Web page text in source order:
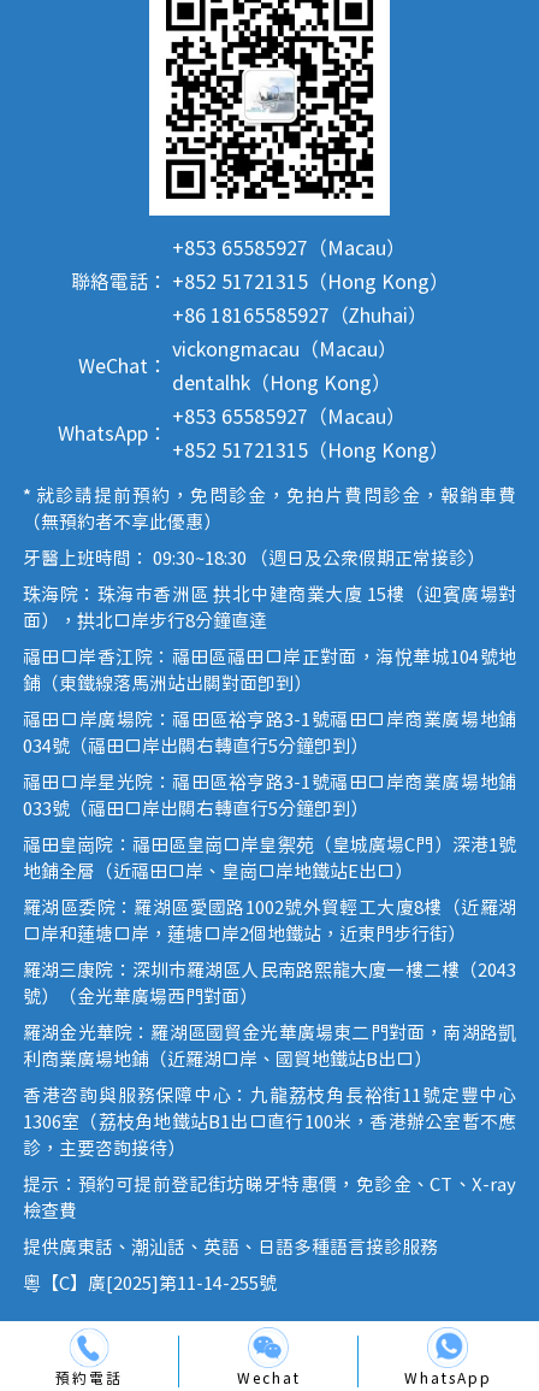
預約電話 Wechat WhatsApp
聯絡電話：
+853 65585927（Macau）
+852 51721315（Hong Kong）
+86 18165585927（Zhuhai）
WeChat：
vickongmacau（Macau）
dentalhk（Hong Kong）
WhatsApp：
+853 65585927（Macau）
+852 51721315（Hong Kong）
* 就診請提前預約，免問診金，免拍片費問診金，報銷車費
（無預約者不享此優惠）
牙醫上班時間： 09:30~18:30 （週日及公眾假期正常接診）
珠海院：珠海市香洲區 拱北中建商業大廈 15樓（迎賓廣場對
面），拱北口岸步行8分鐘直達
福田口岸香江院：福田區福田口岸正對面，海悅華城104號地
鋪（東鐵線落馬洲站出關對面即到）
福田口岸廣場院：福田區裕亨路3-1號福田口岸商業廣場地鋪
034號（福田口岸出關右轉直行5分鐘即到）
福田口岸星光院：福田區裕亨路3-1號福田口岸商業廣場地鋪
033號（福田口岸出關右轉直行5分鐘即到）
福田皇崗院：福田區皇崗口岸皇禦苑（皇城廣場C門）深港1號
地鋪全層（近福田口岸、皇崗口岸地鐵站E出口）
羅湖區委院：羅湖區愛國路1002號外貿輕工大廈8樓（近羅湖
口岸和蓮塘口岸，蓮塘口岸2個地鐵站，近東門步行街）
羅湖三康院：深圳市羅湖區人民南路熙龍大廈一樓二樓（2043
號）（金光華廣場西門對面）
羅湖金光華院：羅湖區國貿金光華廣場東二門對面，南湖路凱
利商業廣場地鋪（近羅湖口岸、國貿地鐵站B出口）
香港咨詢與服務保障中心：九龍荔枝角長裕街11號定豐中心
1306室（荔枝角地鐵站B1出口直行100米，香港辦公室暫不應
診，主要咨詢接待）
提示：預約可提前登記街坊睇牙特惠價，免診金、CT、X-ray
檢查費
提供廣東話、潮汕話、英語、日語多種語言接診服務
粵【C】廣[2025]第11-14-255號